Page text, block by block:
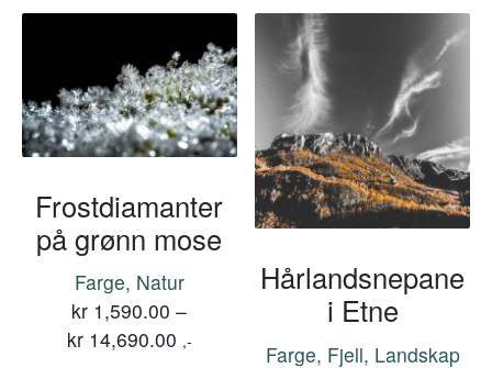
Frostdiamanter
på grønn mose
Farge, Natur
kr 1,590.00 –
kr14,690.00 ,-
Hårlandsnepane
i Etne
Farge, Fjell, Landskap